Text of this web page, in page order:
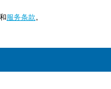
和服务条款。